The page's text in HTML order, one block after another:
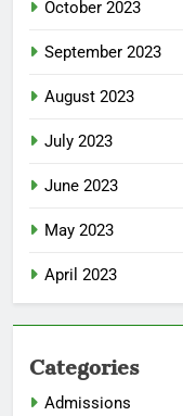
October 2023
September 2023
August 2023
July 2023
June 2023
May 2023
April 2023
Categories
Admissions